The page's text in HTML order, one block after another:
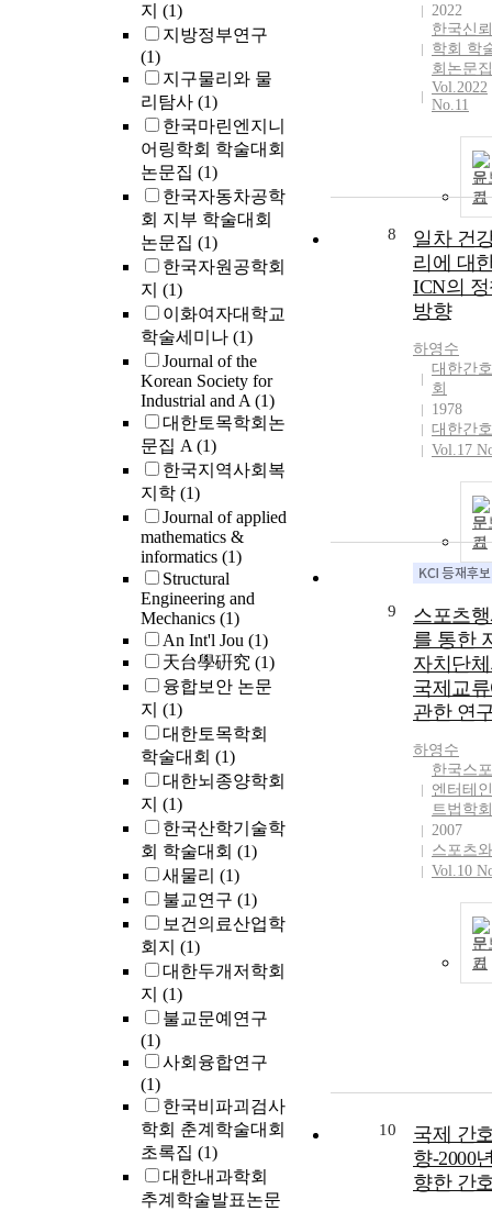
지 (1)
지방정부연구
(1)
지구물리와 물
리탐사 (1)
한국마린엔지니
어링학회 학술대회
논문집 (1)
한국자동차공학
회 지부 학술대회
논문집 (1)
한국자원공학회
지 (1)
이화여자대학교
학술세미나 (1)
Journal of the
Korean Society for
Industrial and A(1)
대한토목학회논
문집 A(1)
한국지역사회복
지학 (1)
Journal of applied
mathematics &
informatics (1)
Structural
Engineering and
Mechanics (1)
An Int'l Jou (1)
天台學硏究 (1)
융합보안 논문
지 (1)
대한토목학회
학술대회 (1)
대한뇌종양학회
지 (1)
한국산학기술학
회 학술대회 (1)
새물리 (1)
불교연구 (1)
보건의료산업학
회지 (1)
대한두개저학회
지 (1)
불교문예연구
(1)
사회융합연구
(1)
한국비파괴검사
학회 춘계학술대회
초록집 (1)
대한내과학회
추계학술발표논문
2022
한국신
학회 학
회논문집
Vol.2022
No.11
문
기
8
일차 건
리에 대
ICN의
방향
하영수
대한간
회
1978
대한간호
Vol.17
문
기
9
스포츠
를 통한
자치단
국제교
관한 연
하영수
한국스
엔터테
트법학회
2007
스포츠
Vol.10
문
기
10
국제 간
향-2000
향한 간